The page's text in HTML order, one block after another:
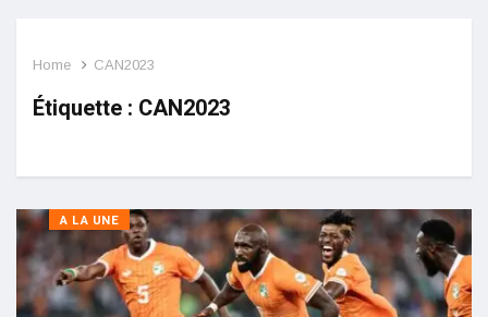
Home CAN2023
Étiquette : CAN2023
A LA UNE